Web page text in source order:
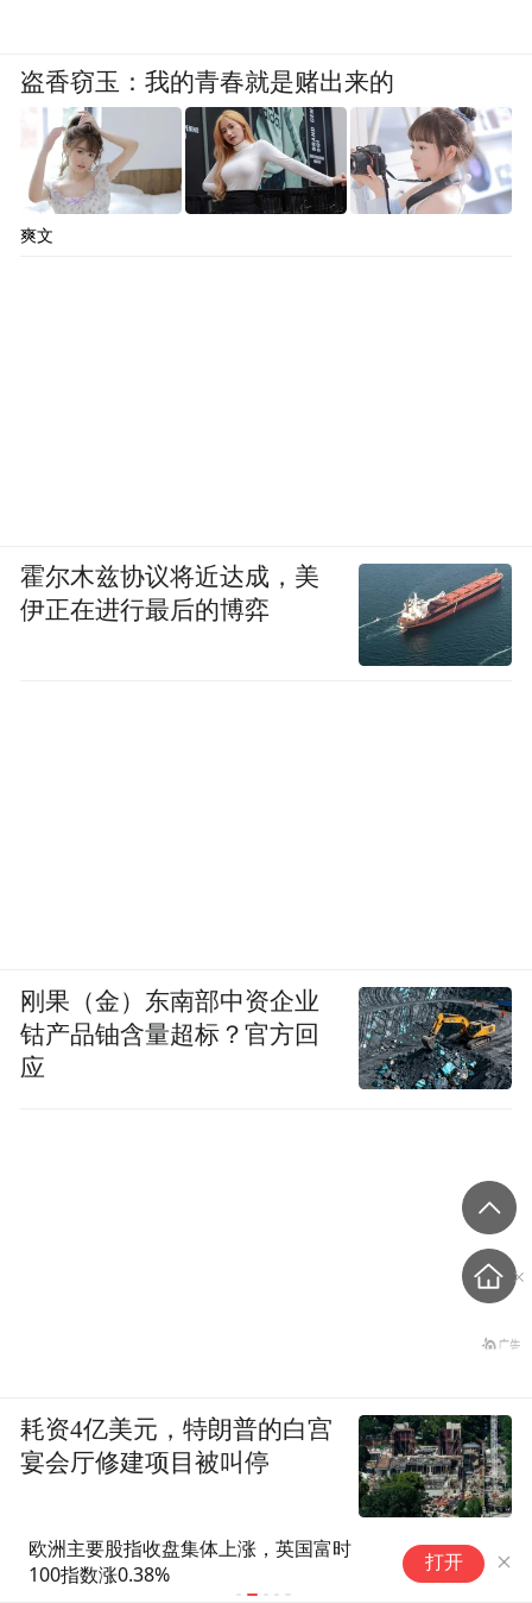
欧洲主要股指收盘集体上涨，英国富时
100指数涨0.38%
昔日明星科
被立案调查
打开
盗香窃玉：我的青春就是赌出来的
爽文
霍尔木兹协议将近达成，美
伊正在进行最后的博弈
刚果（金）东南部中资企业
钴产品铀含量超标？官方回
应
耗资4亿美元，特朗普的白宫
宴会厅修建项目被叫停